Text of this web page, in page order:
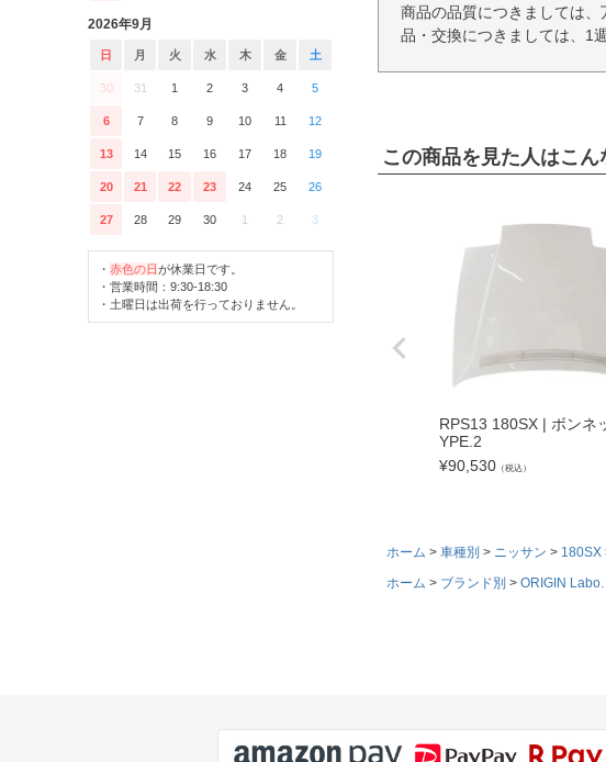
2026年9月
日 月 火 水 木 金 土
30 31 1 2 3 4 5
6 7 8 9 10 11 12
13 14 15 16 17 18 19
20 21 22 23 24 25 26
27 28 29 30 1 2 3
・ 赤色の日が休業日です。
・営業時間：9:30-18:30
・土曜日は出荷を行っておりません。
商品の品質につきましては
品・交換につきましては、1
この商品を見た人はこ
RPS13 180SX | ボンネ
YPE.2
¥90,530 （税込）
ホーム 車種別 ニッサン 180SX
ホーム
ブランド別 ORIGIN Labo.